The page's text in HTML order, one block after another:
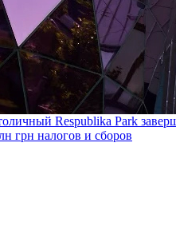
Respublika Park
грн налогов и сборов